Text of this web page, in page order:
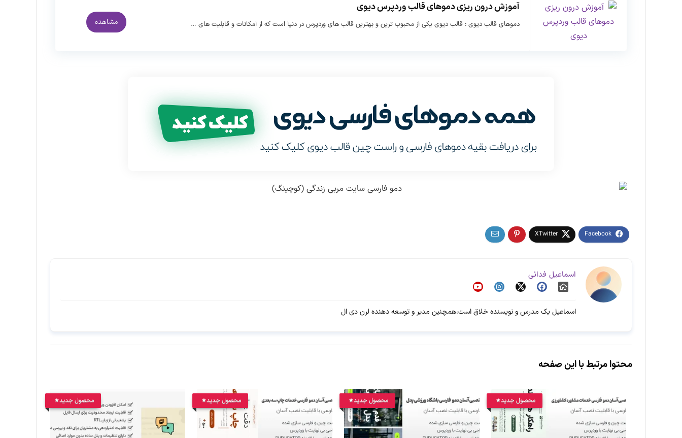
Max Execution Time :
طراحی و توسعه :
آموزش درون ریزی دموهای قالب وردپرس دیوی
دموهای قالب دیوی : قالب دیوی یکی از محبوب ترین و بهترین قالب های وردپرس در دنیا است که از امکانات و قابلیت های … مشاهده
اسماعیل فدائی
اسماعیل یک مدرس و نویسنده خلاق است،همچنین مدیر و توسعه دهنده لرن دی ال
محتوا مرتبط با این صفحه
محصول جدید محصول جدید محصول جدید محصول جدید